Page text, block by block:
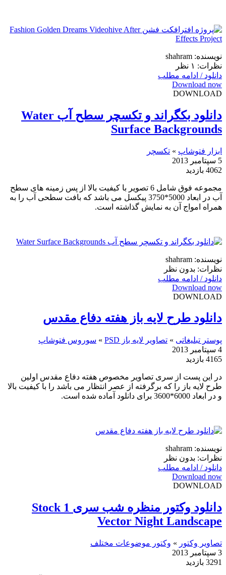
نویسنده: shahram
نظرات: ۱ نظر
دانلود / ادامه مطلب
Download now
DOWNLOAD
دانلود بکگراند و تکسچر سطح آب Water
Surface Backgrounds
ابزار فتوشاپ » تکسچر
5 سپتامبر 2013
4062 بازدید
مجموعه فوق شامل 6 تصویر با کیفیت بالا از پس زمینه های سطح
آب در ابعاد 5000*3750 پیکسل می باشد که بافت سطحی آب را به
همراه امواج آن به نمایش گذاشته است.
نویسنده: shahram
نظرات: بدون نظر
دانلود / ادامه مطلب
Download now
DOWNLOAD
دانلود طرح لایه باز هفته دفاع مقدس
پوستر تبلیغاتی » تصاویر لایه باز PSD » سوروس فتوشاپ
4 سپتامبر 2013
4165 بازدید
در این پست از سری تصاویر مخصوص هفته دفاع مقدس اولین
طرح لایه باز را که برگرفته از عصر انتظار می باشد را با کیفیت بالا
و در ابعاد 6000*3600 برای دانلود آماده شده است.
نویسنده: shahram
نظرات: بدون نظر
دانلود / ادامه مطلب
Download now
DOWNLOAD
دانلود وکتور منظره شب سری 1 Stock
Vector Night Landscape
تصاویر وکتور » وکتور موضوعات مختلف
3 سپتامبر 2013
3291 بازدید